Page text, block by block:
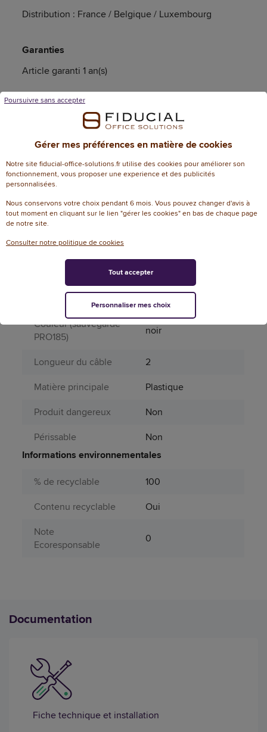
Distribution : France / Belgique / Luxembourg
Garanties
Article garanti 1 an(s)
Caractéristiques techniques
Référence
Dimensions
Dimensions
Attributs spécifiques
Aérosol
Couleur (sauvegarde
PRO185)
noir
Longueur du câble
2
Matière principale
Plastique
Produit dangereux
Non
Périssable
Non
Informations environnementales
% de recyclable
100
Contenu recyclable
Oui
Note
Ecoresponsable
0
Documentation
Fiche technique et installation
Gérer mes préférences en matière de cookies
Notre site fiducial-office-solutions.fr utilise des cookies pour améliorer son
fonctionnement, vous proposer une experience et des publicités
personnalisées.
Nous conservons votre choix pendant 6 mois. Vous pouvez changer d'avis à
tout moment en cliquant sur le lien "gérer les cookies" en bas de chaque page
de notre site.
Consulter notre politique de cookies
Poursuivre sans accepter
Personnaliser mes choix
Tout accepter